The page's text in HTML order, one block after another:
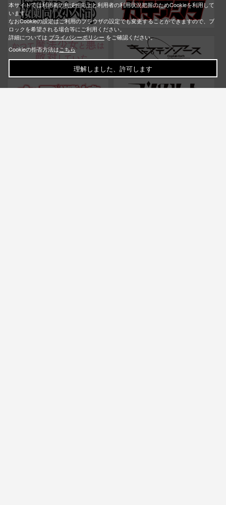
本サイトでは利用者の利便性向上と利用者の利用状況把握のためCookieを利用して
います。
なおCookieの設定はご利用のブラウザの設定でも変更することができますので、ブ
ロックを希望される場合等にご利用ください。
詳細については プライバシーポリシー をご確認ください。
Cookieの拒否方法はこちら
理解しました、許可します